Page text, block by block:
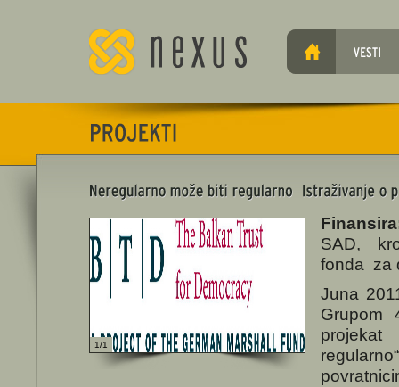
1/1
SAD,
fonda za
Juna
Grupom
projekat